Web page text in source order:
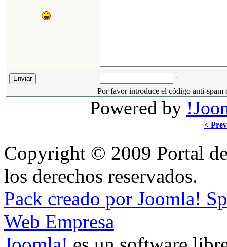
Por favor introduce el código anti-spam
Powered by
< Prev
Copyright © 2009 Portal
los derechos reservados.
Pack creado por Joomla!
Web Empresa